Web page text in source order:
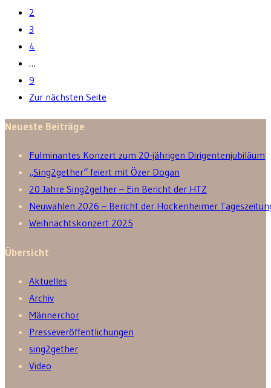
2
3
4
…
9
Zur nächsten Seite
Neueste Beiträge
Fulminantes Konzert zum 20-jährigen Dirigentenjubiläum
„Sing2gether“ feiert mit Özer Dogan
20 Jahre Sing2gether – Ein Bericht der HTZ
Neuwahlen 2026 – Bericht der Hockenheimer
Weihnachtskonzert 2025
Übersicht
Aktuelles
Archiv
Männerchor
Presseveröffentlichungen
sing2gether
Video